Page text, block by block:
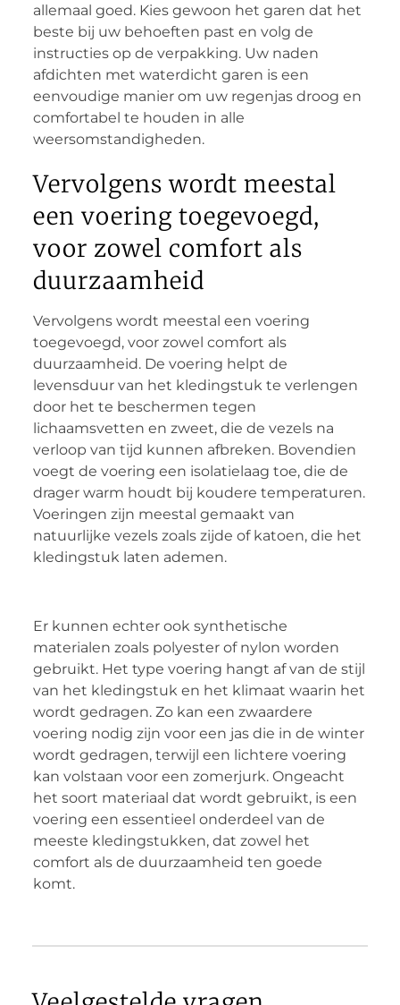
allemaal goed. Kies gewoon het garen dat het
beste bij uw behoeften past en volg de
instructies op de verpakking. Uw naden
afdichten met waterdicht garen is een
eenvoudige manier om uw regenjas droog en
comfortabel te houden in alle
weersomstandigheden.
Vervolgens wordt meestal
een voering toegevoegd,
voor zowel comfort als
duurzaamheid
Vervolgens wordt meestal een voering
toegevoegd, voor zowel comfort als
duurzaamheid. De voering helpt de
levensduur van het kledingstuk te verlengen
door het te beschermen tegen
lichaamsvetten en zweet, die de vezels na
verloop van tijd kunnen afbreken. Bovendien
voegt de voering een isolatielaag toe, die de
drager warm houdt bij koudere temperaturen.
Voeringen zijn meestal gemaakt van
natuurlijke vezels zoals zijde of katoen, die het
kledingstuk laten ademen.
Er kunnen echter ook synthetische
materialen zoals polyester of nylon worden
gebruikt. Het type voering hangt af van de stijl
van het kledingstuk en het klimaat waarin het
wordt gedragen. Zo kan een zwaardere
voering nodig zijn voor een jas die in de winter
wordt gedragen, terwijl een lichtere voering
kan volstaan voor een zomerjurk. Ongeacht
het soort materiaal dat wordt gebruikt, is een
voering een essentieel onderdeel van de
meeste kledingstukken, dat zowel het
comfort als de duurzaamheid ten goede
komt.